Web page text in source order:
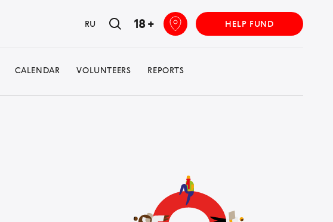
CALENDAR VOLUNTEERS REPORTS
RU 18 + HELP FUND